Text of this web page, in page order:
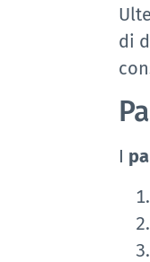
di
I